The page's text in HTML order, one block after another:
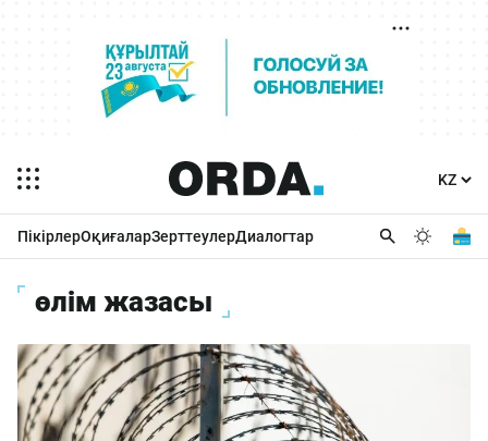
ПікірлерОқиғаларЗерттеулерДиалогтар
өлім жазасы